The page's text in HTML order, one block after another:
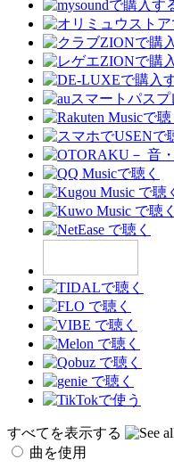
すべてを表示する
曲を使用